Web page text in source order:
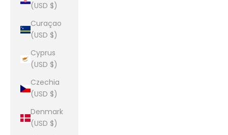
(USD $)
Curaçao
(USD $)
Cyprus
(USD $)
Czechia
(USD $)
Denmark
(USD $)